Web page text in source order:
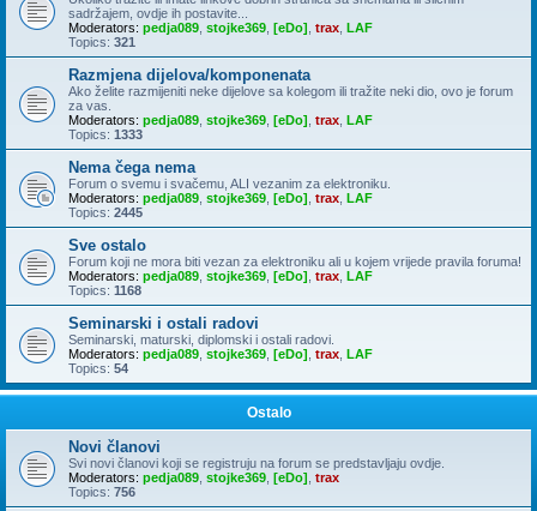
sadržajem, ovdje ih postavite...
Moderators: pedja089 stojke369 [eDo] trax LAF
Topics: 321
Razmjena dijelova/komponenata
Ako želite razmijeniti neke dijelove sa kolegom ili tražite neki dio, ovo je forum
za vas.
Moderators: pedja089 stojke369 [eDo] trax LAF
Topics: 1333
Nema čega nema
Forum o svemu i svačemu, ALI vezanim za elektroniku.
Moderators: pedja089 stojke369 [eDo] trax LAF
Topics: 2445
Sve ostalo
Forum koji ne mora biti vezan za elektroniku ali u kojem vrijede pravila foruma!
Moderators: pedja089 stojke369 [eDo] trax LAF
Topics: 1168
Seminarski i ostali radovi
Seminarski, maturski, diplomski i ostali radovi.
Moderators: pedja089 stojke369 [eDo] trax LAF
Topics: 54
Ostalo
Novi članovi
Svi novi članovi koji se registruju na forum se predstavljaju ovdje.
Moderators: pedja089 stojke369 [eDo] trax
Topics: 756